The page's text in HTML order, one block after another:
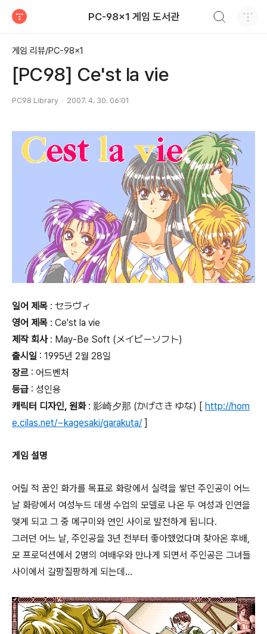
PC-98x1 게임 도서관
게임 리뷰/PC-98x1
[PC98] Ce'st la vie
PC98 Library 2007. 4. 30. 06:01
일어 제목 : セラヴィ
영어 제목 : Ce'st la vie
제작 회사: May-Be Soft (メイビーソフト)
출시일 : 1995년 2월 28일
장르 : 어드벤처
등급 : 성인용
캐릭터 디자인, 원화: 影崎夕那 (かげさき ゆな) [ http://hom
e.cilas.net/~kagesaki/garakuta/ ]
게임 설명
어릴 적 꿈인 화가를 목표로 화랑에서 실력을 쌓던 주인공이 어느
날 화랑에서 여성누드 데생 수업의 모델로 나온 두 여성과 인연을
맺게 되고 그 중 메구미와 연인 사이로 발전하게 됩니다.
그러던 어느 날, 주인공을 3년 전부터 좋아했었다며 찾아온 후배,
모 프로덕션에서 2명의 여배우와 만나게 되면서 주인공은 그녀들
사이에서 갈팡질팡하게 되는데...